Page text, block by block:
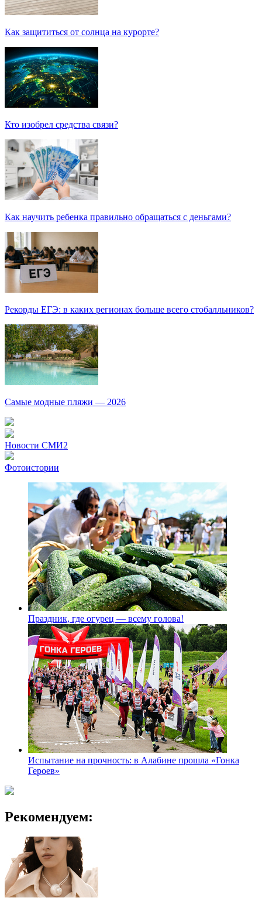
Как защититься от солнца на курорте?
Кто изобрел средства связи?
Как научить ребенка правильно обращаться с деньгами?
Рекорды ЕГЭ: в каких регионах больше всего стобалльников?
Самые модные пляжи — 2026
Новости СМИ2
Фотоистории
Праздник, где огурец — всему голова!
Испытание на прочность: в Алабине прошла «Гонка
Героев»
Рекомендуем: